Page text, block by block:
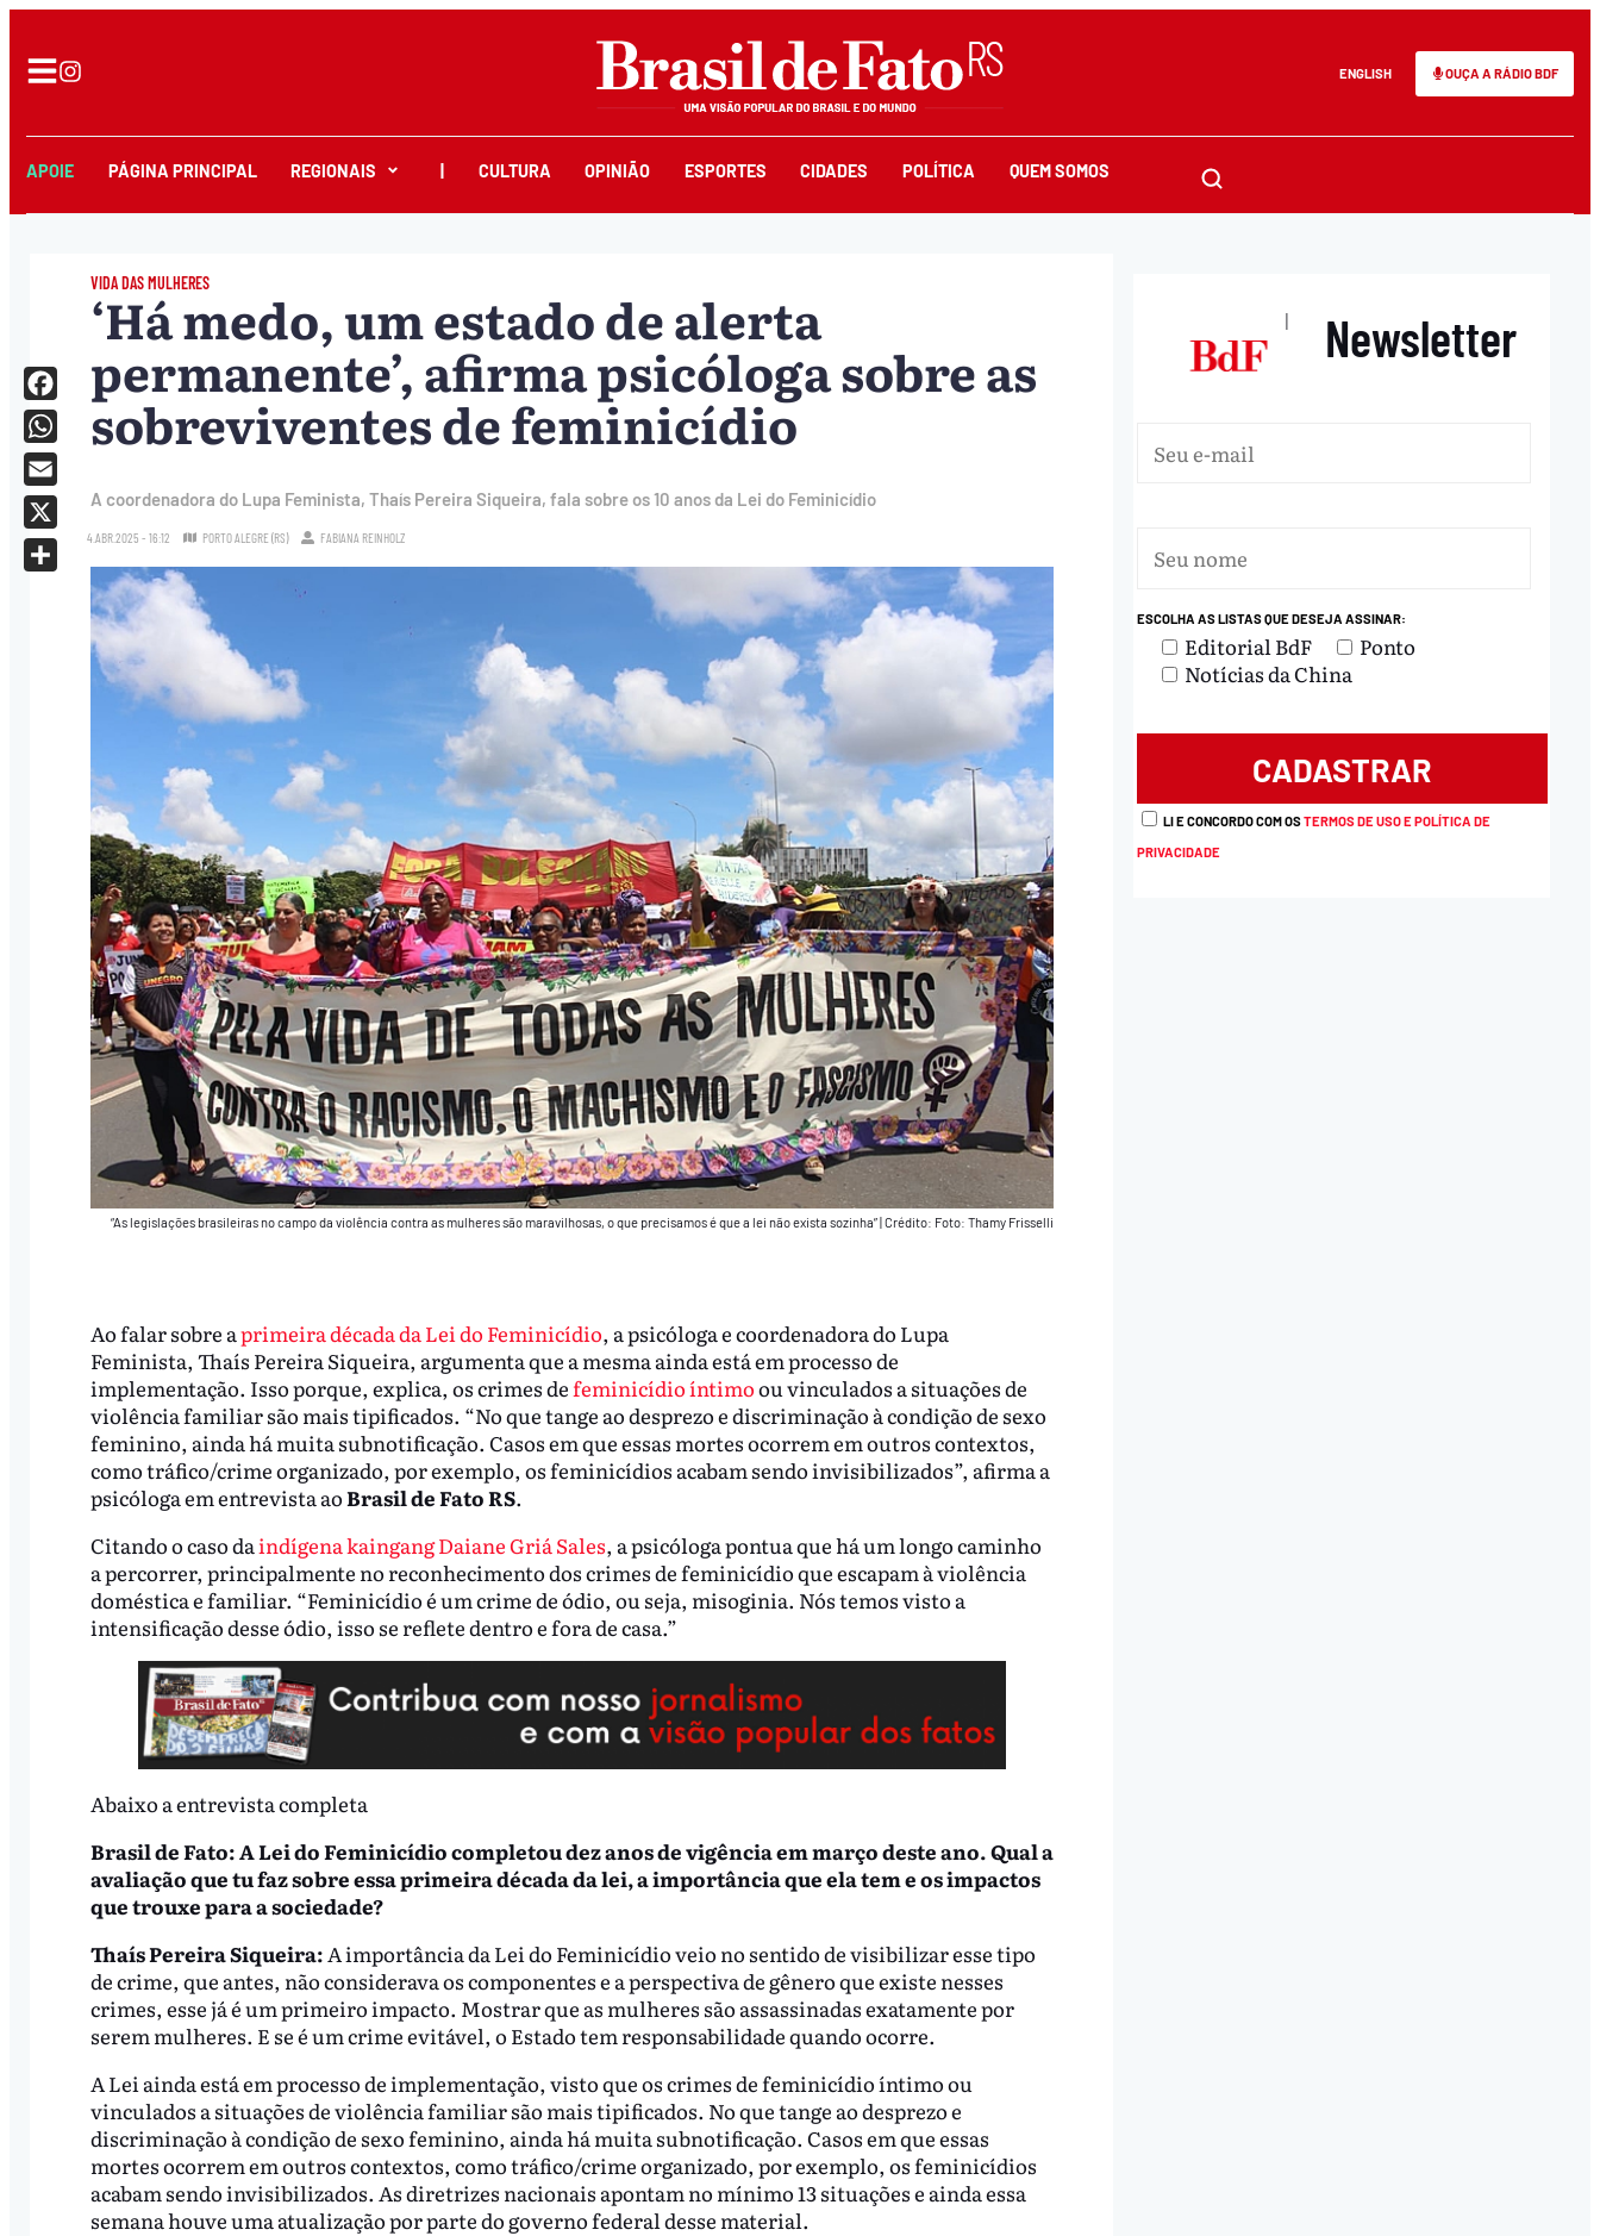
ENGLISH OUÇA A RÁDIO BDF
APOIE PÁGINA PRINCIPAL REGIONAIS CULTURA OPINIÃO ESPORTES CIDADES POLÍTICA QUEM SOMOS
VIDA DAS MULHERES
‘Há medo, um estado de alerta
permanente’, afirma psicóloga sobre as
sobreviventes de feminicídio
A coordenadora do Lupa Feminista, Thaís Pereira Siqueira, fala sobre os 10 anos da Lei do Feminicídio
4.ABR.2025 - 16:12 PORTO ALEGRE (RS) FABIANA REINHOLZ
“As legislações brasileiras no campo da violência contra as mulheres são maravilhosas, o que precisamos é que a lei não exista sozinha”|Crédito: Foto: Thamy Frisselli
Ao falar sobre aprimeira década da Lei do Feminicídio, a psicóloga e coordenadora do Lupa
Feminista, Thaís Pereira Siqueira, argumenta que a mesma ainda está em processo de
implementação. Isso porque, explica, os crimes defeminicídio íntimoou vinculados a situações de
violência familiar são mais tipificados. “No que tange ao desprezo e discriminação à condição de sexo
feminino, ainda há muita subnotificação. Casos em que essas mortes ocorrem em outros contextos,
como tráfico/crime organizado, por exemplo, os feminicídios acabam sendo invisibilizados”, afirma a
psicóloga em entrevista aoBrasil de Fato RS.
Citando o caso daindígena kaingang Daiane Griá Sales, a psicóloga pontua que há um longo caminho
a percorrer, principalmente no reconhecimento dos crimes de feminicídio que escapam à violência
doméstica e familiar. “Feminicídio é um crime de ódio, ou seja, misoginia. Nós temos visto a
intensificação desse ódio, isso se reflete dentro e fora de casa.”
Abaixo a entrevista completa
Brasil de Fato: A Lei do Feminicídio completou dez anos de vigência em março deste ano. Qual a
avaliação que tu faz sobre essa primeira década da lei, a importância que ela tem e os impactos
que trouxe para a sociedade?
Thaís Pereira Siqueira: A importância da Lei do Feminicídio veio no sentido de visibilizar esse tipo
de crime, que antes, não considerava os componentes e a perspectiva de gênero que existe nesses
crimes, esse já é um primeiro impacto. Mostrar que as mulheres são assassinadas exatamente por
serem mulheres. E se é um crime evitável, o Estado tem responsabilidade quando ocorre.
A Lei ainda está em processo de implementação, visto que os crimes de feminicídio íntimo ou
vinculados a situações de violência familiar são mais tipificados. No que tange ao desprezo e
discriminação à condição de sexo feminino, ainda há muita subnotificação. Casos em que essas
mortes ocorrem em outros contextos, como tráfico/crime organizado, por exemplo, os feminicídios
acabam sendo invisibilizados. As diretrizes nacionais apontam no mínimo 13 situações e ainda essa
semana houve uma atualização por parte do governo federal desse material.
Facebook
WhatsApp
Email
X
| Newsletter
ESCOLHA AS LISTAS QUE DESEJA ASSINAR:
Editorial BdF
Ponto
Notícias da China
LI E CONCORDO COM OSTERMOS DE USO E POLÍTICA DE
PRIVACIDADE